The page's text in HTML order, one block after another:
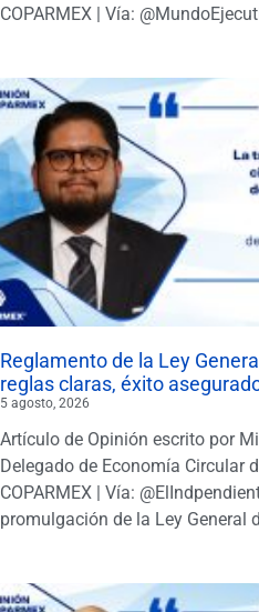
COPARMEX | Vía:
Reglamento de la Ley
reglas claras, éxito
5 agosto, 2026
Artículo de Opinión escrito por
Delegado de Economía Circular
COPARMEX | Vía:
promulgación de la Ley General